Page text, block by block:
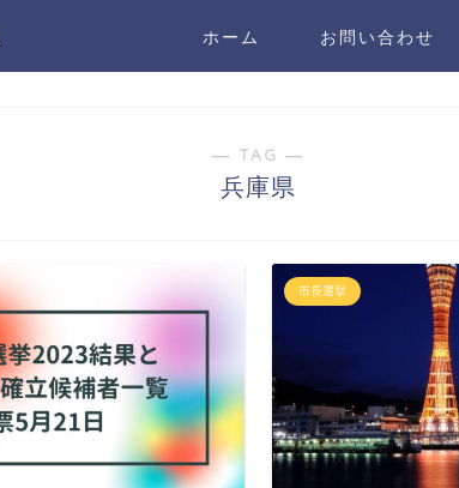
ホーム お問い合わせ
― TAG ―
兵庫県
市長選挙